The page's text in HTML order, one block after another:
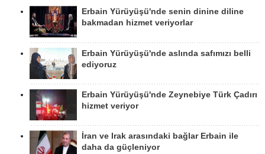
Erbain Yürüyüşü'nde senin dinine diline
bakmadan hizmet veriyorlar
Erbain Yürüyüşü'nde aslında safımızı belli
ediyoruz
Erbain Yürüyüşü'nde Zeynebiye Türk Çadırı
hizmet veriyor
İran ve Irak arasındaki bağlar Erbain ile
daha da güçleniyor